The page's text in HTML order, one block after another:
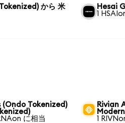
から 米
Hesai
1
Tokenized)
に相当
Rivian
1